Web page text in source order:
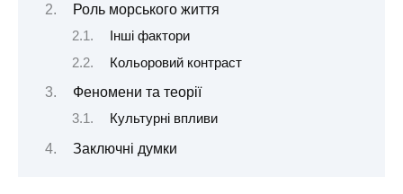
Роль морського життя
Інші фактори
Кольоровий контраст
Феномени та теорії
Культурні впливи
Заключні думки